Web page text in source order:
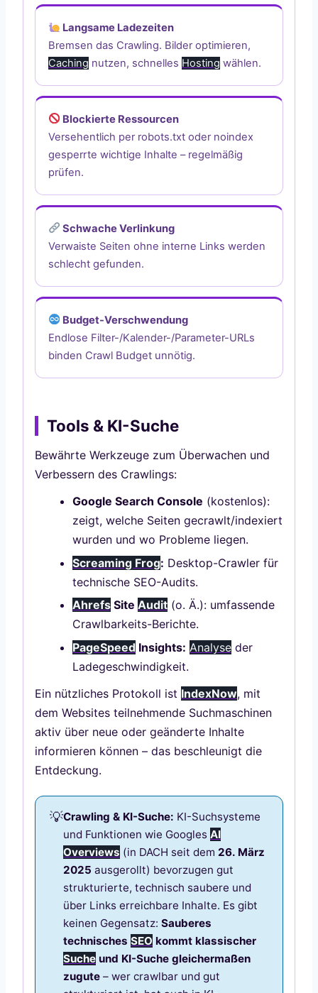
Langsame Ladezeiten
Bremsen das Crawling. Bilder optimieren,
Caching nutzen, schnelles Hosting wählen.
Blockierte Ressourcen
Versehentlich per robots.txt oder noindex
gesperrte wichtige Inhalte – regelmäßig
prüfen.
Schwache Verlinkung
Verwaiste Seiten ohne interne Links werden
schlecht gefunden.
Budget-Verschwendung
Endlose Filter-/Kalender-/Parameter-URLs
binden Crawl Budget unnötig.
Tools & KI-Suche
Bewährte Werkzeuge zum Überwachen und
Verbessern des Crawlings:
Google Search Console (kostenlos):
zeigt, welche Seiten gecrawlt/indexiert
wurden und wo Probleme liegen.
Screaming Frog: Desktop-Crawler für
technische SEO-Audits.
AhrefsSite Audit(o. Ä.): umfassende
Crawlbarkeits-Berichte.
PageSpeedInsights: Analyseder
Ladegeschwindigkeit.
Ein nützliches Protokoll ist IndexNow, mit
dem Websites teilnehmende Suchmaschinen
aktiv über neue oder geänderte Inhalte
informieren können – das beschleunigt die
Entdeckung.
Crawling & KI-Suche: KI-Suchsysteme
und Funktionen wie Googles AI
Overviews (in DACH seit dem 26. März
2025 ausgerollt) bevorzugen gut
strukturierte, technisch saubere und
über Links erreichbare Inhalte. Es gibt
keinen Gegensatz: Sauberes
technisches SEO kommt klassischer
Suche und KI-Suche gleichermaßen
zugute – wer crawlbar und gut